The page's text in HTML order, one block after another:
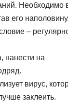
Необходимо
его наполовину.
–
нанести на
вирус,
заклеить.